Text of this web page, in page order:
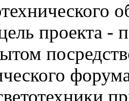
проекта -